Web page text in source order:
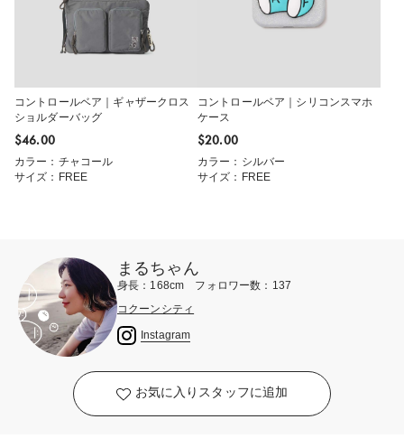
コントロールベア｜ギャザークロス
ショルダーバッグ
$‌46.00
カラー：チャコール
サイズ：FREE
コントロールベア｜シリコンスマホ
ケース
$‌20.00
カラー：シルバー
サイズ：FREE
まるちゃん
身長：168cm フォロワー数：137
コクーンシティ
Instagram
お気に入りスタッフに追加